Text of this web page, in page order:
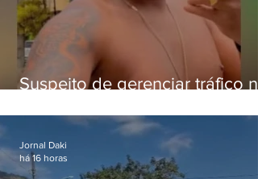
Suspeito de gerenciar tráfico na
foragido
Jornal Daki
há 16 horas